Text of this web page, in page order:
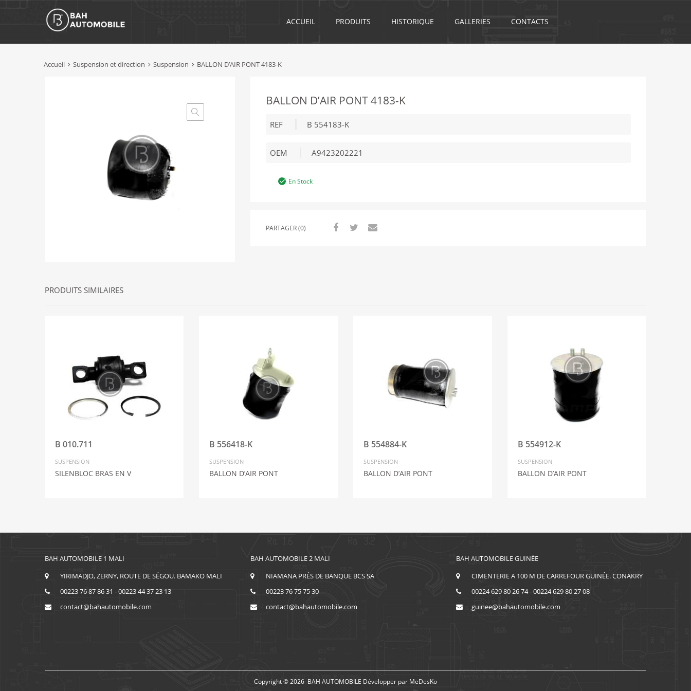
ACCUEIL PRODUITS HISTORIQUE GALLERIES CONTACTS
Accueil Suspension et direction Suspension BALLON D’AIR PONT 4183-K
BALLON D’AIR PONT 4183-K
REF B 554183-K
OEM A9423202221
En Stock
PARTAGER (0)
PRODUITS SIMILAIRES
B 010.711
SUSPENSION
SILENBLOC BRAS EN V
B 556418-K
SUSPENSION
BALLON D’AIR PONT
B 554884-K
SUSPENSION
BALLON D’AIR PONT
B 554912-K
SUSPENSION
BALLON D’AIR PONT
BAH AUTOMOBILE 1 MALI
YIRIMADJO, ZERNY, ROUTE DE SÉGOU. BAMAKO MALI
00223 76 87 86 31 - 00223 44 37 23 13
contact@bahautomobile.com
BAH AUTOMOBILE 2 MALI
NIAMANA PRÉS DE BANQUE BCS SA
00223 76 75 75 30
contact@bahautomobile.com
BAH AUTOMOBILE GUINÉE
CIMENTERIE A 100 M DE CARREFOUR GUINÉE. CONAKRY
00224 629 80 26 74 - 00224 629 80 27 08
guinee@bahautomobile.com
Copyright ©2026 BAH AUTOMOBILE Développer par MeDesKo